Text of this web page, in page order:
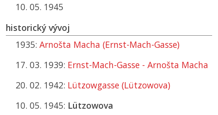
10. 05. 1945
historický vývoj
1935: Arnošta Macha (Ernst-Mach-Gasse)
17. 03. 1939: Ernst-Mach-Gasse - Arnošta Macha
20. 02. 1942: Lützowgasse (Lützowova)
10. 05. 1945: Lützowova